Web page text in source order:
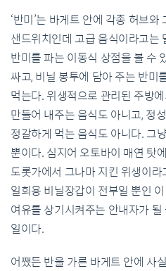
‘반미’는 바게트 안에 각종 허브
샌드위치인데 고급 음식이라고는
반미를 파는 이동식 상점을 볼 수
싸고, 비닐 봉투에 담아 주는 반미
먹는다. 위생적으로 관리된 주방
만들어 내주는 음식도 아니고, 정
정갈하게 먹는 음식도 아니다. 그
뿐이다. 심지어 오토바이 매연 탓
도롯가에서 그나마 지킨 위생이
일회용 비닐장갑이 전부일 뿐인
여유를 상기시켜주는 안내자가
일이다.
어쨌든 반을 가른 바게트 안에 사